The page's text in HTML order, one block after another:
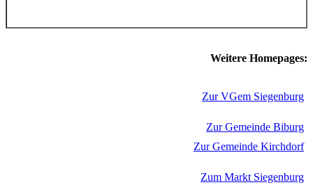
Weitere Homepages:
Zur VGem Siegenburg
Zur Gemeinde Biburg
Zur Gemeinde Kirchdorf
Zum Markt Siegenburg